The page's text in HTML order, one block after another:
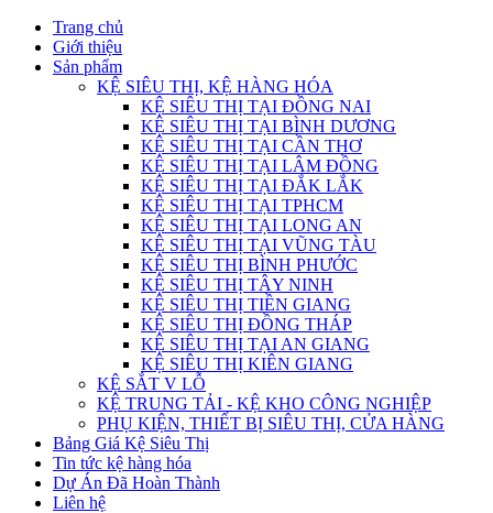
Trang chủ
Giới thiệu
Sản phẩm
KỆ SIÊU THỊ, KỆ HÀNG HÓA
KỆ SIÊU THỊ TẠI ĐỒNG NAI
KỆ SIÊU THỊ TẠI BÌNH DƯƠNG
KỆ SIÊU THỊ TẠI CẦN THƠ
KỆ SIÊU THỊ TẠI LÂM ĐỒNG
KỆ SIÊU THỊ TẠI ĐẮK LẮK
KỆ SIÊU THỊ TẠI TPHCM
KỆ SIÊU THỊ TẠI LONG AN
KỆ SIÊU THỊ TẠI VŨNG TÀU
KỆ SIÊU THỊ BÌNH PHƯỚC
KỆ SIÊU THỊ TÂY NINH
KỆ SIÊU THỊ TIỀN GIANG
KỆ SIÊU THỊ ĐỒNG THÁP
KỆ SIÊU THỊ TẠI AN GIANG
KỆ SIÊU THỊ KIÊN GIANG
KỆ SẮT V LỖ
KỆ TRUNG TẢI - KỆ KHO CÔNG NGHIỆP
PHỤ KIỆN, THIẾT BỊ SIÊU THỊ, CỬA HÀNG
Bảng Giá Kệ Siêu Thị
Tin tức kệ hàng hóa
Dự Án Đã Hoàn Thành
Liên hệ